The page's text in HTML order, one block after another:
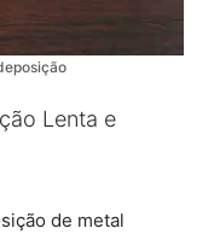
Lenta e
de metal